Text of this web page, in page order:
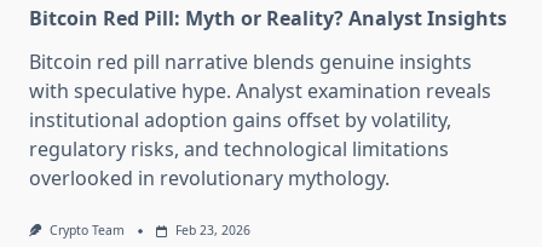
Bitcoin Red Pill: Myth or Reality? Analyst Insights
Bitcoin red pill narrative blends genuine insights
with speculative hype. Analyst examination reveals
institutional adoption gains offset by volatility,
regulatory risks, and technological limitations
overlooked in revolutionary mythology.
Crypto Team Feb 23, 2026